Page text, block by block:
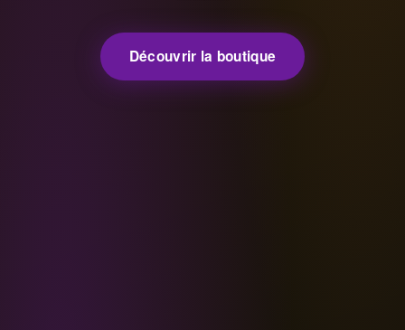
Découvrir la boutique